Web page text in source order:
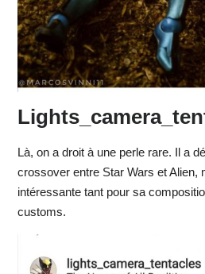
Là, on a droit à une perle rare. Il a
crossover entre Star Wars et Alien,
intéressante tant pour sa
customs.